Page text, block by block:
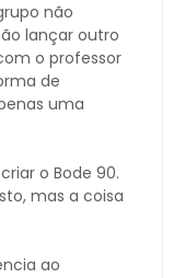
não
lançar outro
o professor
de
uma
o Bode 90.
mas a coisa
ao